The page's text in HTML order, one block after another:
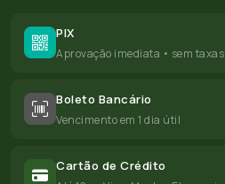
PIX
Aprovação imediata • sem taxas
Boleto Bancário
Vencimento em 1 dia útil
Cartão de Crédito